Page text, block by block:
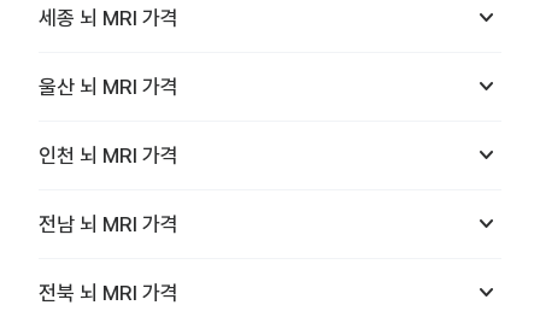
세종 뇌 MRI 가격 keyboard_arrow_down
울산 뇌 MRI 가격 keyboard_arrow_down
인천 뇌 MRI 가격 keyboard_arrow_down
전남 뇌 MRI 가격 keyboard_arrow_down
전북 뇌 MRI 가격 keyboard_arrow_down